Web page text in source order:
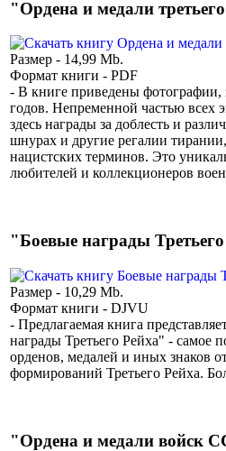
"Ордена и медали
Размер - 14,99 Mb.
Формат книги - PDF
- В книге приведены фотографии,
годов. Непременной частью всех
здесь награды за доблесть и
шнурах и другие регалии
нацистских терминов. Это
любителей и коллекционеров
"Боевые награды
Размер - 10,29 Mb.
Формат книги - DJVU
- Предлагаемая книга
награды Третьего Рейха" - самое
орденов, медалей и иных знаков
формирований Третьего Рейха.
"Ордена и медали войск